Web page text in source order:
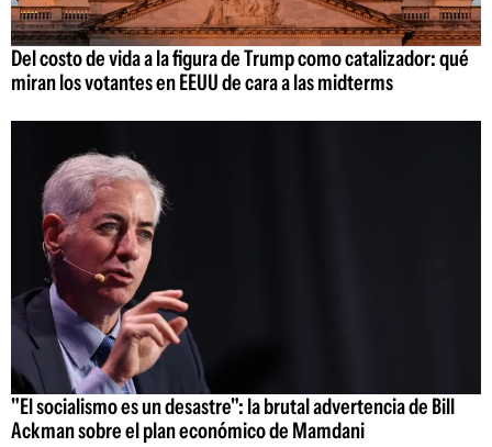
Del costo de vida a la figura de Trump como catalizador: qué
miran los votantes en EEUU de cara a las midterms
"El socialismo es un desastre": la brutal advertencia de Bill
Ackman sobre el plan económico de Mamdani